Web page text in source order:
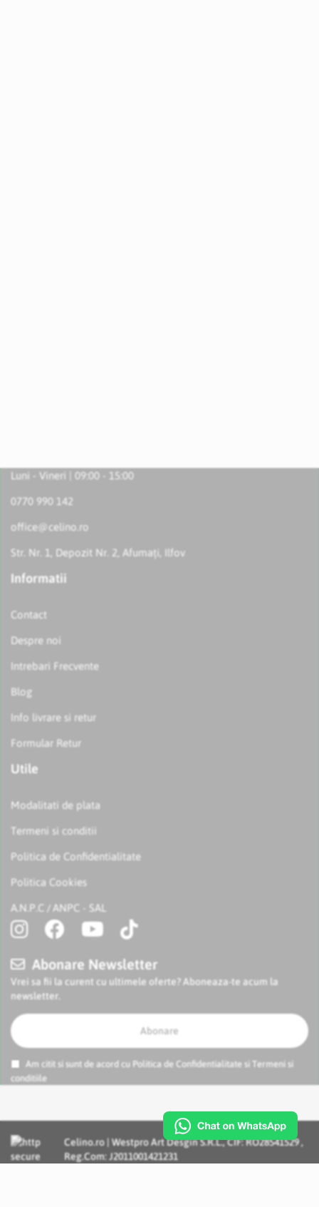
Luni - Vineri | 09:00 - 15:00
0770 990 142
office@celino.ro
Str. Nr. 1, Depozit Nr. 2, Afumați, Ilfov
Informatii
Contact
Despre noi
Intrebari Frecvente
Blog
Info livrare si retur
Formular Retur
Utile
Modalitati de plata
Termeni si conditii
Politica de Confidentialitate
Politica Cookies
A.N.P.C / ANPC - SAL
Abonare Newsletter
Vrei sa fii la curent cu ultimele oferte? Aboneaza-te acum la
newsletter.
Abonare
Am citit si sunt de acord cu Politica de Confidentialitate si
Termeni si
conditiile
Celino.ro | Westpro Art Desgin S.R.L., CIF: RO28541529 ,
Reg.Com: J2011001421231